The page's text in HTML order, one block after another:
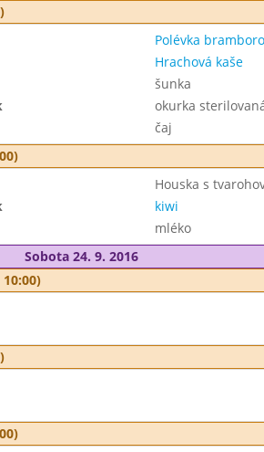
Polévka
Hrachová kaše
šunka
okurka
čaj
Houska s
kiwi
mléko
Sobota 24. 9. 2016